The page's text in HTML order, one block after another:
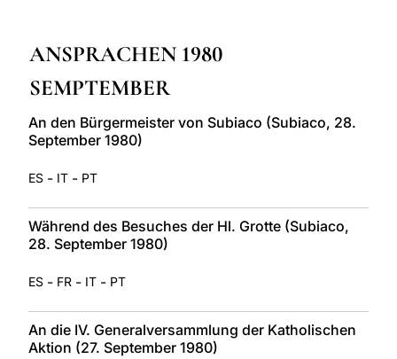
ANSPRACHEN 1980
SEMPTEMBER
An den Bürgermeister von Subiaco (Subiaco, 28.
September 1980)
ES - IT - PT
Während des Besuches der Hl. Grotte (Subiaco,
28. September 1980)
ES - FR - IT - PT
An die IV. Generalversammlung der Katholischen
Aktion (27. September 1980)